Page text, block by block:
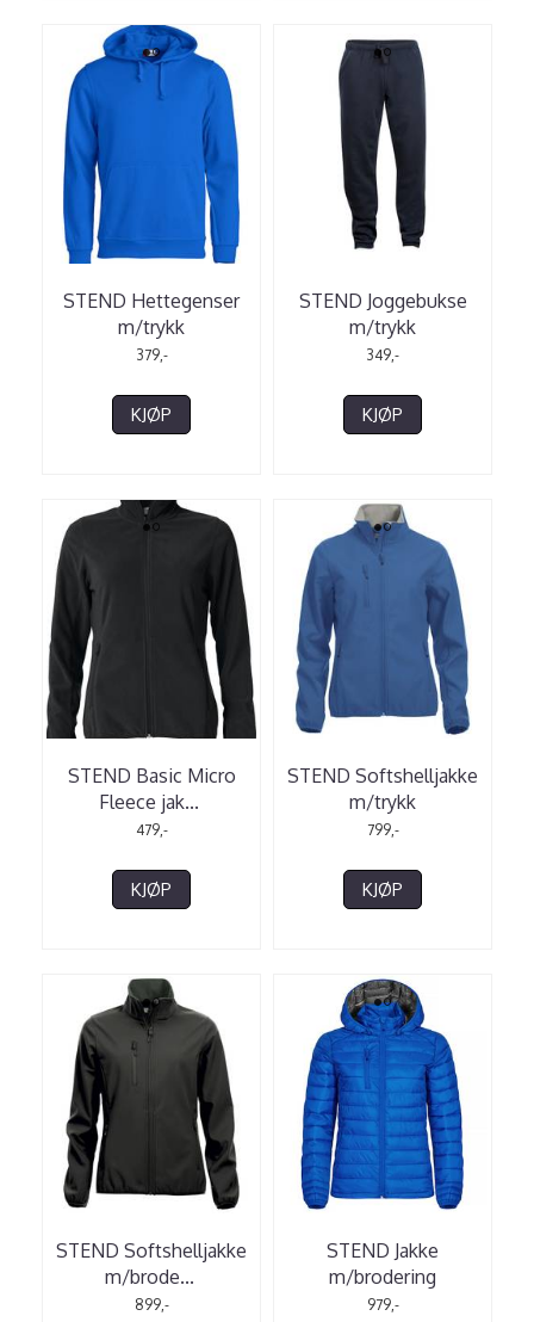
STEND Hettegenser
m/trykk
379,-
KJØP
STEND Joggebukse
m/trykk
349,-
KJØP
STEND Basic Micro
Fleece jak...
479,-
KJØP
STEND Softshelljakke
m/trykk
799,-
KJØP
STEND Softshelljakke
m/brode...
899,-
STEND Jakke
m/brodering
979,-